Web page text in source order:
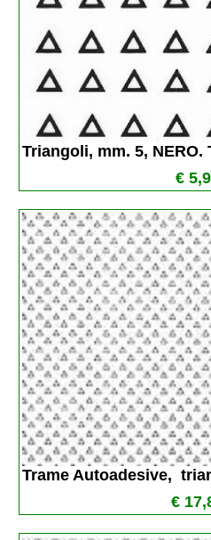
Triangoli, mm. 5, NERO.
€
Trame Autoadesive,
€